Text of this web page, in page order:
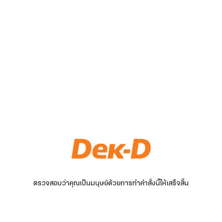
ตรวจสอบว่าคุณเป็นมนุษย์ด้วยการทำคำสั่งนี้ให้เสร็จสิ้น